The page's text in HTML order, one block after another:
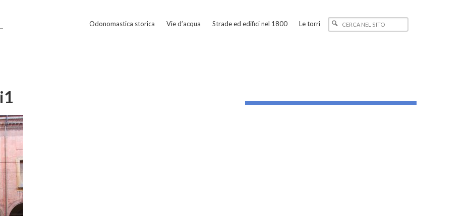
Odonomastica storica Vie d’acqua Strade ed edifici nel 1800 Le torri